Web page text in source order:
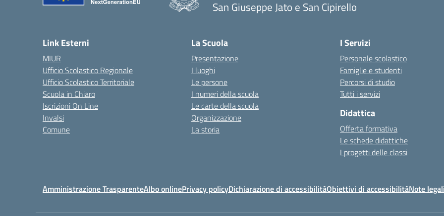
San Giuseppe Jato e San Cipirello
Link Esterni
MIUR
Ufficio Scolastico Regionale
Ufficio Scolastico Territoriale
Scuola in Chiaro
Iscrizioni On Line
Invalsi
Comune
La Scuola
Presentazione
I luoghi
Le persone
I numeri della scuola
Le carte della scuola
Organizzazione
La storia
I Servizi
Personale scolastico
Famiglie e studenti
Percorsi di studio
Tutti i servizi
Didattica
Offerta formativa
Le schede didattiche
I progetti delle classi
Amministrazione TrasparenteAlbo onlinePrivacy policyDichiarazione di accessibilitàObiettivi di accessibilitàNote